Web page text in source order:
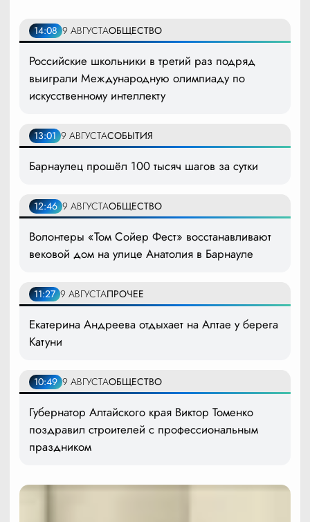
14:08 9 АВГУСТАОБЩЕСТВО
Российские школьники в третий раз подряд
выиграли Международную олимпиаду по
искусственному интеллекту
13:01 9 АВГУСТАСОБЫТИЯ
Барнаулец прошёл 100 тысяч шагов за сутки
12:46 9 АВГУСТАОБЩЕСТВО
Волонтеры «Том Сойер Фест» восстанавливают
вековой дом на улице Анатолия в Барнауле
11:27 9 АВГУСТАПРОЧЕЕ
Екатерина Андреева отдыхает на Алтае у берега
Катуни
10:49 9 АВГУСТАОБЩЕСТВО
Губернатор Алтайского края Виктор Томенко
поздравил строителей с профессиональным
праздником